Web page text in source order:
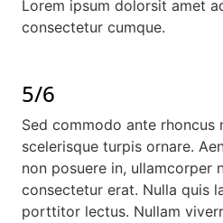
Lorem ipsum dolorsit amet
consectetur cumque.
5/6
Sed commodo ante rhoncus
scelerisque turpis ornare.
non posuere in, ullamcorper
consectetur erat. Nulla quis
porttitor lectus. Nullam